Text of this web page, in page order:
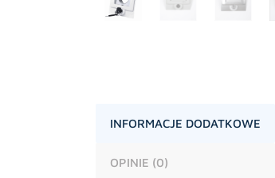
INFORMACJE DODATKOWE
OPINIE (0)